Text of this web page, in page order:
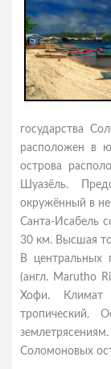
государства
расположен в
острова
Шуазёль.
окружённый в
Санта-Исабель
30 км. Высшая
В центральных
(англ. Marutho
Хофи. Климат
тропический.
Соломоновых